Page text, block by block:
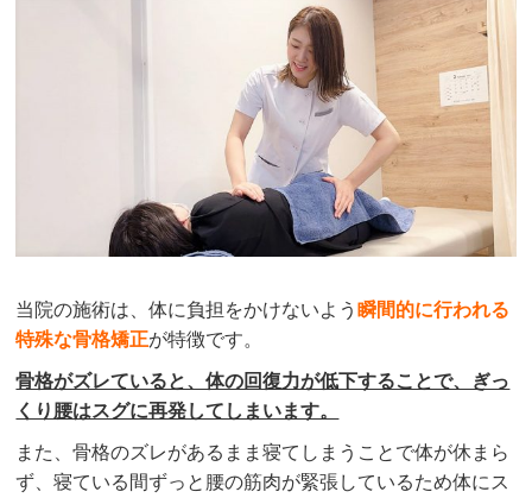
当院の施術は、体に負担をかけないよう瞬間的に行われる
特殊な骨格矯正が特徴です。
骨格がズレていると、体の回復力が低下することで、ぎっ
くり腰はスグに再発してしまいます。
また、骨格のズレがあるまま寝てしまうことで体が休まら
ず、寝ている間ずっと腰の筋肉が緊張しているため体にス